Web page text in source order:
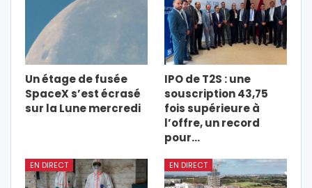
Un étage de fusée
SpaceX s’est écrasé
sur la Lune mercredi
IPO de T2S : une
souscription 43,75
fois supérieure à
l’offre, un record
pour…
EN DIRECT EN DIRECT